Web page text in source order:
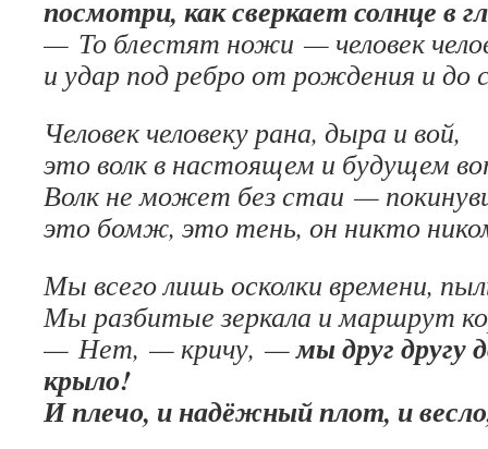
посмотри, как сверкает солнце в
— То блестят ножи — человек
и удар под ребро от рождения и до
Человек человеку рана, дыра и вой,
это волк в настоящем и будущем
Волк не может без стаи —
это бомж, это тень, он никто
Мы всего лишь осколки времени,
Мы разбитые зеркала и маршрут
— Нет, — кричу, —мы друг другу
крыло!
И плечо, и надёжный плот, и